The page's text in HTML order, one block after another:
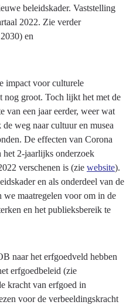
beleidskader. Vaststelling
2022. Zie verder
en
impact voor culturele
nog groot. Toch lijkt het met de
van een jaar eerder, weer wat
weg naar cultuur en musea
De effecten van Corona
2-jaarlijks onderzoek
verschenen is (zie website).
en als onderdeel van de
we maatregelen voor om in de
en het publieksbereik te
naar het erfgoedveld hebben
erfgoedbeleid (zie
kracht van erfgoed in
voor de verbeeldingskracht